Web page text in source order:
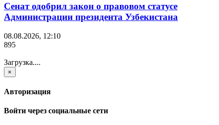
Сенат одобрил закон о правовом статусе
Администрации президента Узбекистана
08.08.2026, 12:10
895
Загрузка....
×
Авторизация
Войти через социальные сети